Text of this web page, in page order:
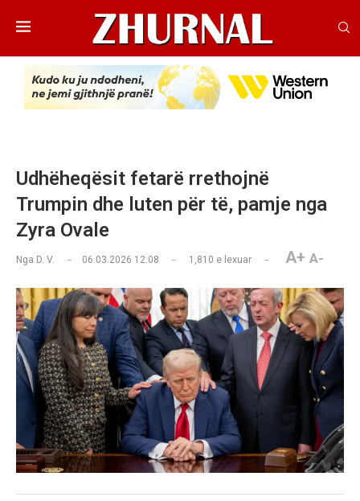
Udhëheqësit fetarë rrethojnë
Trumpin dhe luten për të, pamje nga
Zyra Ovale
Nga D. V. 06.03.2026 12:08 1,810 e lexuar A+ A-